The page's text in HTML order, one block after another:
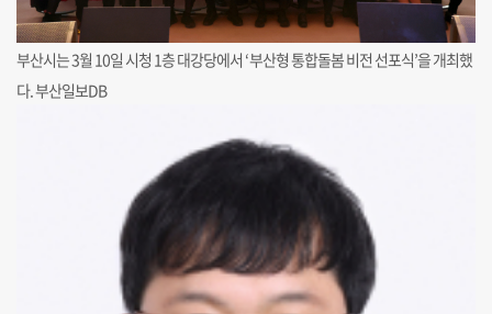
부산시는 3월 10일 시청 1층 대강당에서 ‘부산형 통합돌봄 비전 선포식’을 개최했
다. 부산일보DB